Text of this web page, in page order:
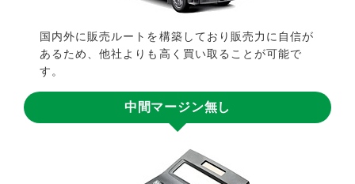
国内外に販売ルートを構築しており販売力に自信が
あるため、他社よりも高く買い取ることが可能で
す。
中間マージン無し